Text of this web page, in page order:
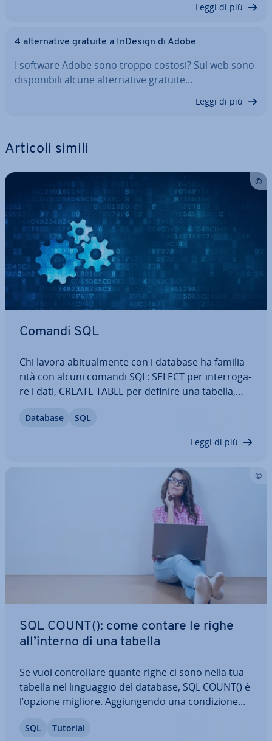
Leggi di più
4 al­ter­na­ti­ve gratuite a InDesign di Adobe
I software Adobe sono troppo costosi? Sul web sono
di­spo­ni­bi­li alcune al­ter­na­ti­ve gratuite…
Leggi di più
Articoli simili
Comandi SQL
Chi lavora abi­tual­men­te con i database ha fa­mi­lia­
ri­tà con alcuni comandi SQL: SELECT per in­ter­ro­ga­
re i dati, CREATE TABLE per definire una tabella,
mol­ti­tu­di­ne di altri comandi SQL. Ciò è dovuto al
Database SQL
Leggi di più
SQL COUNT(): come contare le righe
all’interno di una tabella
Se vuoi con­trol­la­re quante righe ci sono nella tua
tabella nel lin­guag­gio del database, SQL COUNT() è
l’opzione migliore. Ag­giun­gen­do una con­di­zio­ne
spe­ci­fi­ca­re ul­te­rior­men­te la tua richiesta di ricerca.
SQL Tutorial